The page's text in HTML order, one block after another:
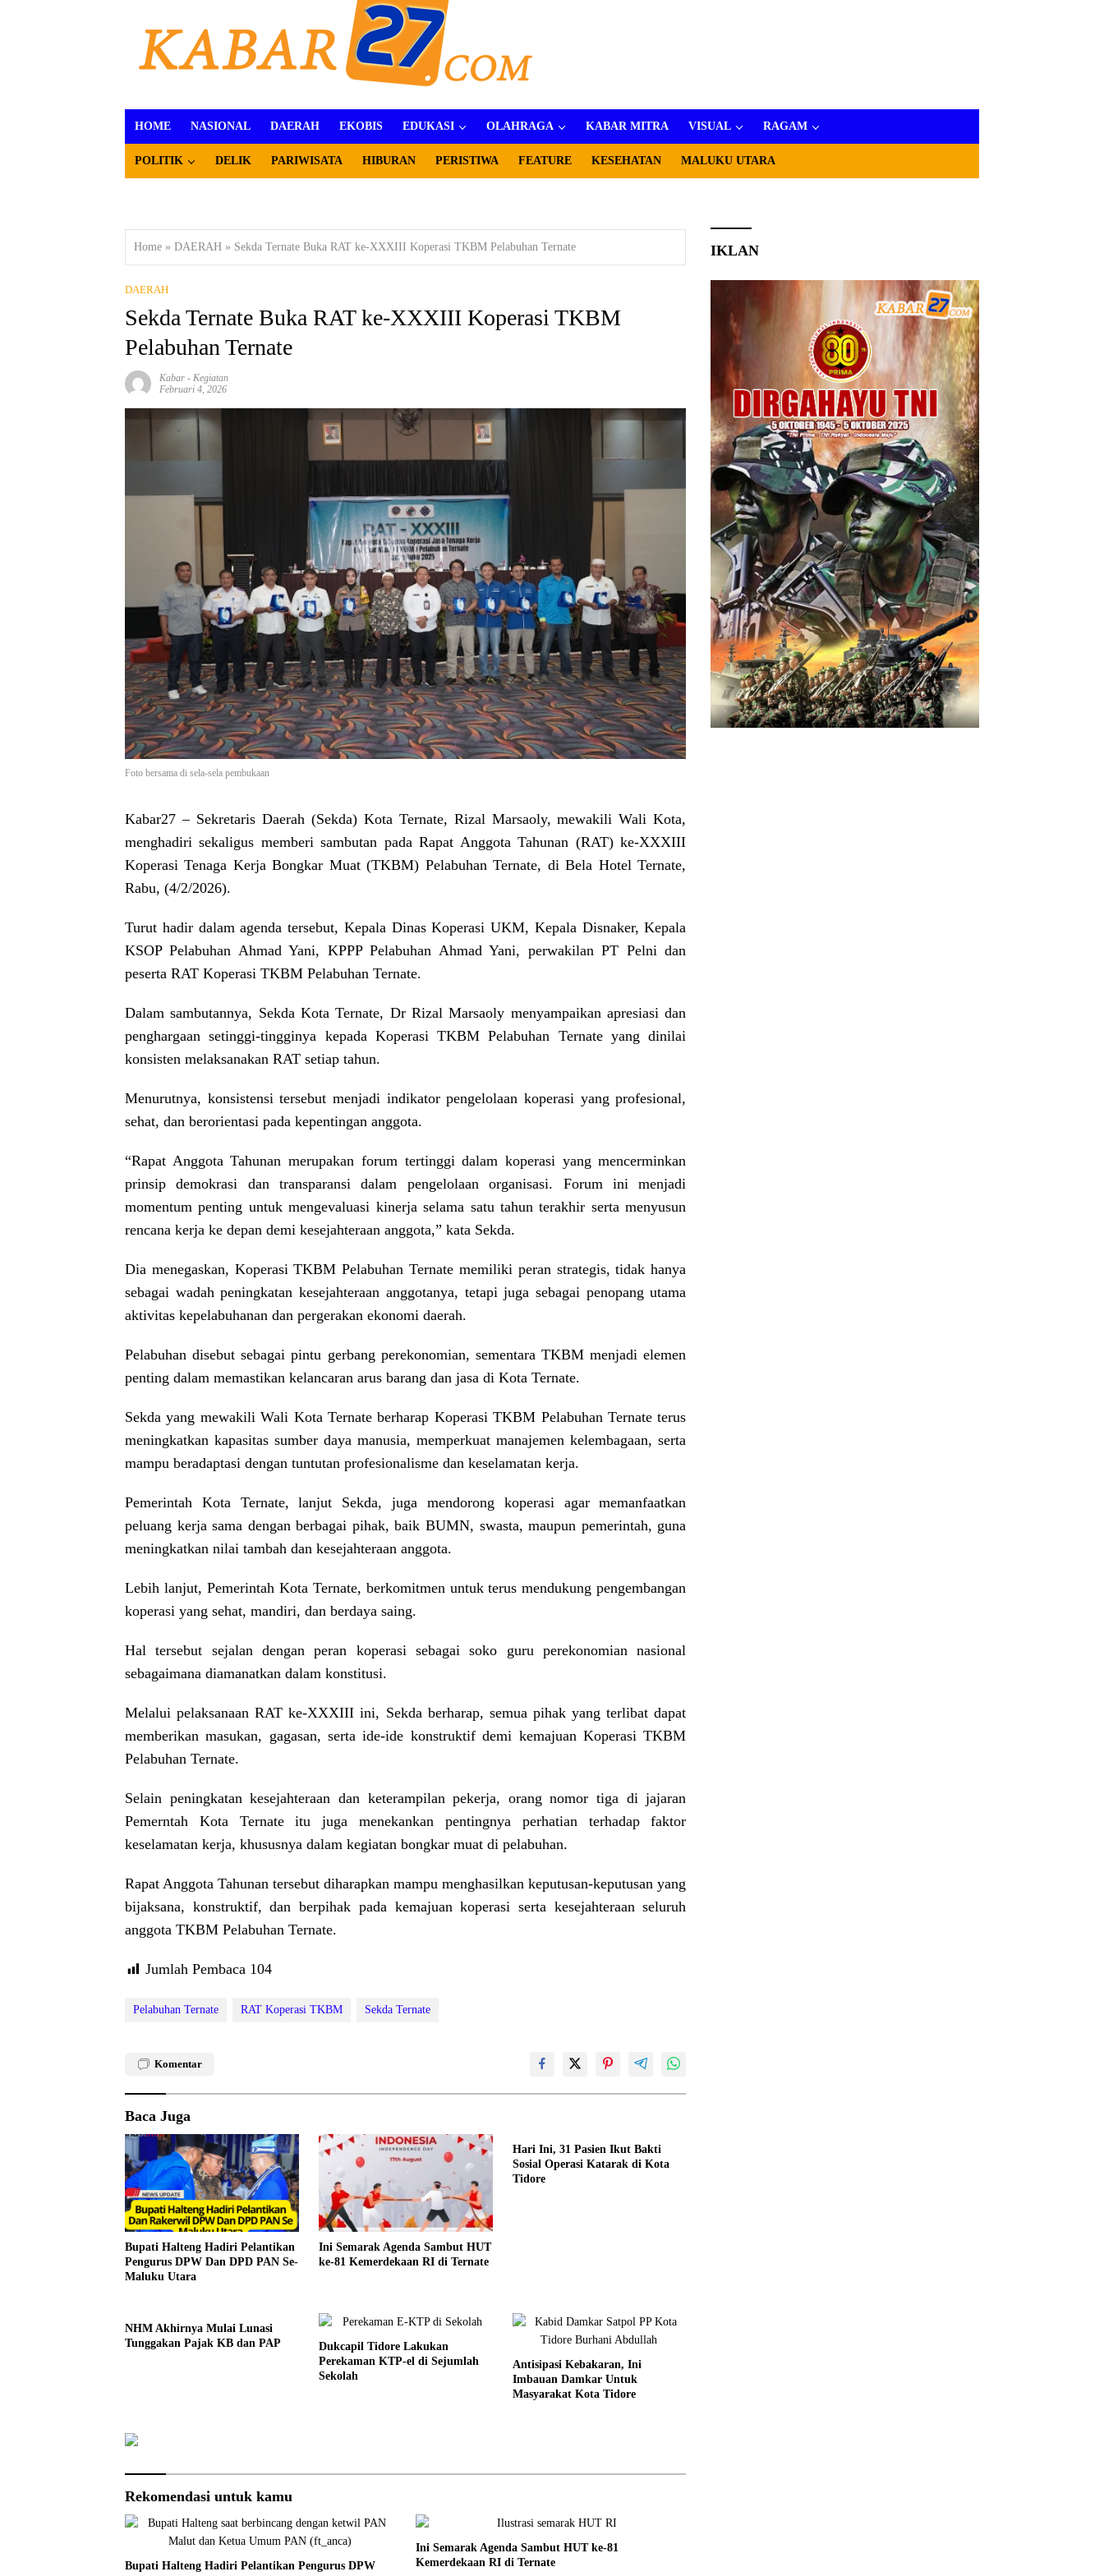
HOME NASIONAL DAERAH EKOBIS EDUKASI OLAHRAGA KABAR MITRA VISUAL RAGAM
POLITIK DELIK PARIWISATA HIBURAN PERISTIWA FEATURE KESEHATAN MALUKU UTARA
Home » DAERAH » Sekda Ternate Buka RAT ke-XXXIII Koperasi TKBM Pelabuhan Ternate
DAERAH
Sekda Ternate Buka RAT ke-XXXIII Koperasi TKBM
Pelabuhan Ternate
Kabar - Kegiatan
Februari 4, 2026
Foto bersama di sela-sela pembukaan
Kabar27 – Sekretaris Daerah (Sekda) Kota Ternate, Rizal Marsaoly, mewakili Wali Kota,
menghadiri sekaligus memberi sambutan pada Rapat Anggota Tahunan (RAT) ke-XXXIII
Koperasi Tenaga Kerja Bongkar Muat (TKBM) Pelabuhan Ternate, di Bela Hotel Ternate,
Rabu, (4/2/2026).
Turut hadir dalam agenda tersebut, Kepala Dinas Koperasi UKM, Kepala Disnaker, Kepala
KSOP Pelabuhan Ahmad Yani, KPPP Pelabuhan Ahmad Yani, perwakilan PT Pelni dan
peserta RAT Koperasi TKBM Pelabuhan Ternate.
Dalam sambutannya, Sekda Kota Ternate, Dr Rizal Marsaoly menyampaikan apresiasi dan
penghargaan setinggi-tingginya kepada Koperasi TKBM Pelabuhan Ternate yang dinilai
konsisten melaksanakan RAT setiap tahun.
Menurutnya, konsistensi tersebut menjadi indikator pengelolaan koperasi yang profesional,
sehat, dan berorientasi pada kepentingan anggota.
“Rapat Anggota Tahunan merupakan forum tertinggi dalam koperasi yang mencerminkan
prinsip demokrasi dan transparansi dalam pengelolaan organisasi. Forum ini menjadi
momentum penting untuk mengevaluasi kinerja selama satu tahun terakhir serta menyusun
rencana kerja ke depan demi kesejahteraan anggota,” kata Sekda.
Dia menegaskan, Koperasi TKBM Pelabuhan Ternate memiliki peran strategis, tidak hanya
sebagai wadah peningkatan kesejahteraan anggotanya, tetapi juga sebagai penopang utama
aktivitas kepelabuhanan dan pergerakan ekonomi daerah.
Pelabuhan disebut sebagai pintu gerbang perekonomian, sementara TKBM menjadi elemen
penting dalam memastikan kelancaran arus barang dan jasa di Kota Ternate.
Sekda yang mewakili Wali Kota Ternate berharap Koperasi TKBM Pelabuhan Ternate terus
meningkatkan kapasitas sumber daya manusia, memperkuat manajemen kelembagaan, serta
mampu beradaptasi dengan tuntutan profesionalisme dan keselamatan kerja.
Pemerintah Kota Ternate, lanjut Sekda, juga mendorong koperasi agar memanfaatkan
peluang kerja sama dengan berbagai pihak, baik BUMN, swasta, maupun pemerintah, guna
meningkatkan nilai tambah dan kesejahteraan anggota.
Lebih lanjut, Pemerintah Kota Ternate, berkomitmen untuk terus mendukung pengembangan
koperasi yang sehat, mandiri, dan berdaya saing.
Hal tersebut sejalan dengan peran koperasi sebagai soko guru perekonomian nasional
sebagaimana diamanatkan dalam konstitusi.
Melalui pelaksanaan RAT ke-XXXIII ini, Sekda berharap, semua pihak yang terlibat dapat
memberikan masukan, gagasan, serta ide-ide konstruktif demi kemajuan Koperasi TKBM
Pelabuhan Ternate.
Selain peningkatan kesejahteraan dan keterampilan pekerja, orang nomor tiga di jajaran
Pemerntah Kota Ternate itu juga menekankan pentingnya perhatian terhadap faktor
keselamatan kerja, khususnya dalam kegiatan bongkar muat di pelabuhan.
Rapat Anggota Tahunan tersebut diharapkan mampu menghasilkan keputusan-keputusan yang
bijaksana, konstruktif, dan berpihak pada kemajuan koperasi serta kesejahteraan seluruh
anggota TKBM Pelabuhan Ternate.
Jumlah Pembaca 104
Pelabuhan Ternate RAT Koperasi TKBM Sekda Ternate
Komentar
Baca Juga
Bupati Halteng Hadiri Pelantikan
Pengurus DPW Dan DPD PAN Se-
Maluku Utara
Ini Semarak Agenda Sambut HUT
ke-81 Kemerdekaan RI di Ternate
Hari Ini, 31 Pasien Ikut Bakti
Sosial Operasi Katarak di Kota
Tidore
NHM Akhirnya Mulai Lunasi
Tunggakan Pajak KB dan PAP
Dukcapil Tidore Lakukan
Perekaman KTP-el di Sejumlah
Sekolah
Antisipasi Kebakaran, Ini
Imbauan Damkar Untuk
Masyarakat Kota Tidore
Rekomendasi untuk kamu
Bupati Halteng Hadiri Pelantikan Pengurus DPW
Ini Semarak Agenda Sambut HUT ke-81
Kemerdekaan RI di Ternate
IKLAN